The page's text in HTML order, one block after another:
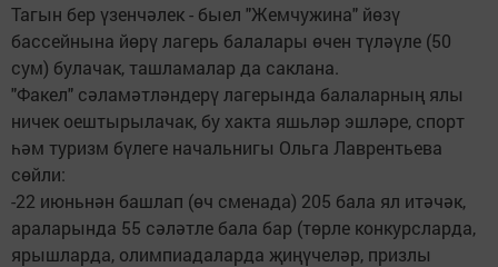
Тагын бер үзенчәлек - быел "Жемчужина" йөзү
бассейнына йөрү лагерь балалары өчен түләүле (50
сум) булачак, ташламалар да саклана.
"Факел" сәламәтләндерү лагерында балаларның ялы
ничек оештырылачак, бу хакта яшьләр эшләре, спорт
һәм туризм бүлеге начальнигы Ольга Лаврентьева
сөйли:
-22 июньнән башлап (өч сменада) 205 бала ял итәчәк,
араларында 55 сәләтле бала бар (төрле конкурсларда,
ярышларда, олимпиадаларда җиңүчеләр, призлы